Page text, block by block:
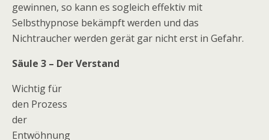
gewinnen, so kann es sogleich effektiv mit
Selbsthypnose bekämpft werden und das
Nichtraucher werden gerät gar nicht erst in Gefahr.
Säule 3 – Der Verstand
Wichtig für
den Prozess
der
Entwöhnung